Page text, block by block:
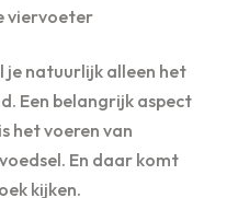
viervoeter
je natuurlijk alleen het
Een belangrijk aspect
het voeren van
En daar komt
kijken.